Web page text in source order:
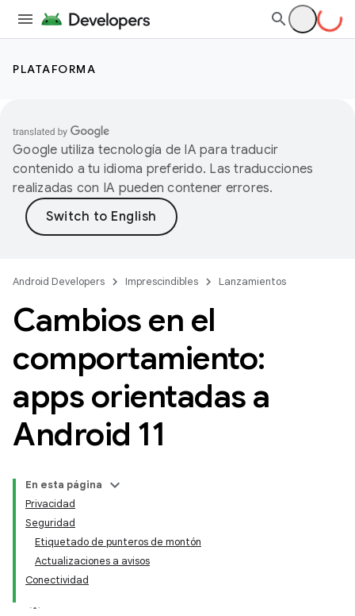
PLATAFORMA
Google utiliza tecnología de IA para traducir
contenido a tu idioma preferido. Las traducciones
realizadas con IA pueden contener errores.
Android Developers Imprescindibles Lanzamientos
Cambios en el
comportamiento:
apps orientadas a
Android 11
En esta página
Privacidad
Seguridad
Etiquetado de punteros de montón
Actualizaciones a avisos
Conectividad